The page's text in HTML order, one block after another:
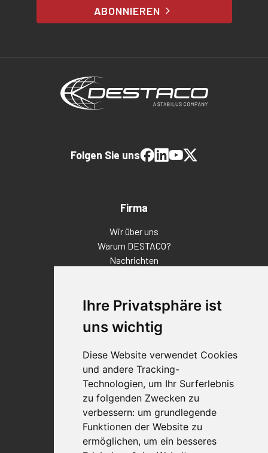
Ihre Privatsphäre ist
uns wichtig
Diese Website verwendet Cookies
und andere Tracking-
Technologien, um Ihr Surferlebnis
zu folgenden Zwecken zu
verbessern: um grundlegende
Funktionen der Website zu
ermöglichen, um ein besseres
ABONNIEREN
Firma
Wir über uns
Warum DESTACO?
Nachrichten
Standorte
Qualitätsaussage
Kontakt
Vertriebspartnerfinder
Häufig gestellte Fragen
Datenschutz-Bestimmungen
Nutzungsbedingungen
Richtlinien/AGBs
Folgen Sie uns